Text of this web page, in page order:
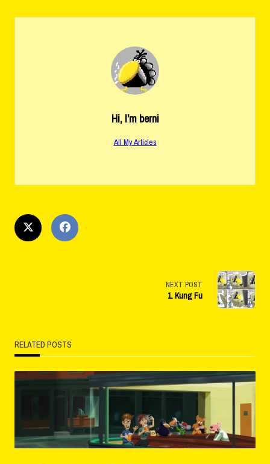
Hi, I’m berni
All My Articles
screen-
reader-
text">Page</span>
NEXT POST
1. Kung Fu
RELATED POSTS